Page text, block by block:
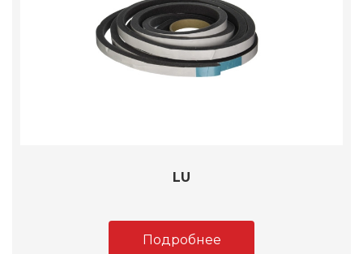
LU
Подробнее